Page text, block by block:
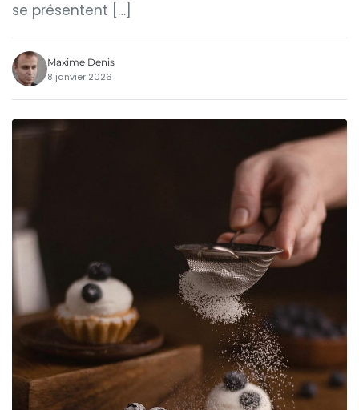
se présentent […]
Maxime Denis
8 janvier 2026